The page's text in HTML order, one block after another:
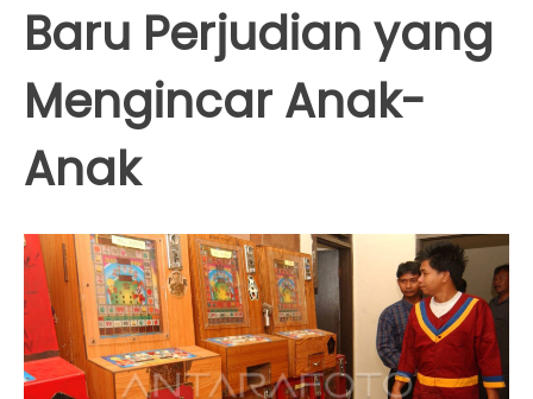
Baru Perjudian yang
Mengincar Anak-
Anak